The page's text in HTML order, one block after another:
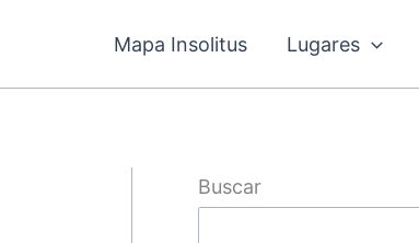
Mapa Insolitus Lugares
Buscar